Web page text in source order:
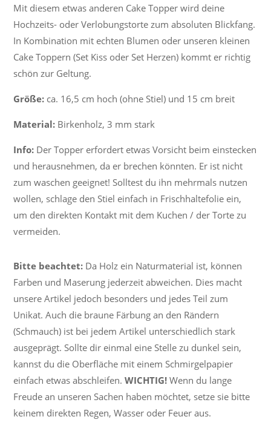
Mit diesem etwas anderen Cake Topper wird deine
Hochzeits- oder Verlobungstorte zum absoluten Blickfang.
In Kombination mit echten Blumen oder unseren kleinen
Cake Toppern (Set Kiss oder Set Herzen) kommt er richtig
schön zur Geltung.
Größe: ca. 16,5 cm hoch (ohne Stiel) und 15 cm breit
Material: Birkenholz, 3 mm stark
Info: Der Topper erfordert etwas Vorsicht beim einstecken
und herausnehmen, da er brechen könnten. Er ist nicht
zum waschen geeignet! Solltest du ihn mehrmals nutzen
wollen, schlage den Stiel einfach in Frischhaltefolie ein,
um den direkten Kontakt mit dem Kuchen / der Torte zu
vermeiden.
Bitte beachtet: Da Holz ein Naturmaterial ist, können
Farben und Maserung jederzeit abweichen. Dies macht
unsere Artikel jedoch besonders und jedes Teil zum
Unikat. Auch die braune Färbung an den Rändern
(Schmauch) ist bei jedem Artikel unterschiedlich stark
ausgeprägt. Sollte dir einmal eine Stelle zu dunkel sein,
kannst du die Oberfläche mit einem Schmirgelpapier
einfach etwas abschleifen.WICHTIG! Wenn du lange
Freude an unseren Sachen haben möchtet, setze sie bitte
keinem direkten Regen, Wasser oder Feuer aus.